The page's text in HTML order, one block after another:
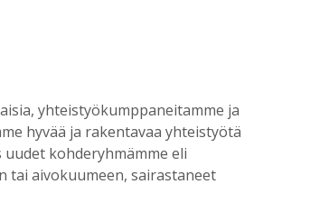
yhteistyökumppaneitamme ja
hyvää ja rakentavaa yhteistyötä
kohderyhmämme eli
tai aivokuumeen, sairastaneet